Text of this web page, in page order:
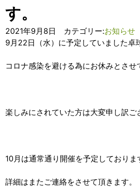
す。
2021年9月8日 カテゴリー:お知らせ
9月22日（水）に予定していました卓
コロナ感染を避ける為にお休みとさせ
楽しみにされていた方は大変申し訳ご
10月は通常通り開催を予定しておりま
詳細はまたご連絡をさせて頂きます。